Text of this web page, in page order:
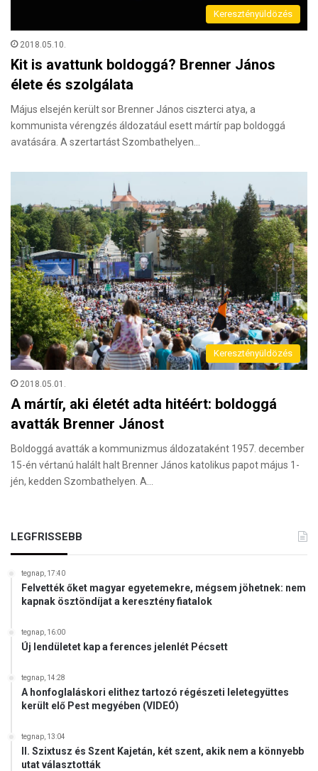
Keresztényüldözés
2018.05.10.
Kit is avattunk boldoggá? Brenner János
élete és szolgálata
Május elsején került sor Brenner János ciszterci atya, a
kommunista vérengzés áldozatául esett mártír pap boldoggá
avatására. A szertartást Szombathelyen…
Keresztényüldözés
2018.05.01.
A mártír, aki életét adta hitéért: boldoggá
avatták Brenner Jánost
Boldoggá avatták a kommunizmus áldozataként 1957. december
15-én vértanú halált halt Brenner János katolikus papot május 1-
jén, kedden Szombathelyen. A…
LEGFRISSEBB
tegnap, 17:40
Felvették őket magyar egyetemekre, mégsem jöhetnek: nem
kapnak ösztöndíjat a keresztény fiatalok
tegnap, 16:00
Új lendületet kap a ferences jelenlét Pécsett
tegnap, 14:28
A honfoglaláskori elithez tartozó régészeti leletegyüttes
került elő Pest megyében (VIDEÓ)
tegnap, 13:04
II. Szixtusz és Szent Kajetán, két szent, akik nem a könnyebb
utat választották